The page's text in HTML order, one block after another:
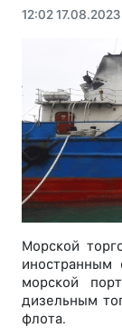
12:02 17.08.2023
Морской
морской
дизельным
флота.